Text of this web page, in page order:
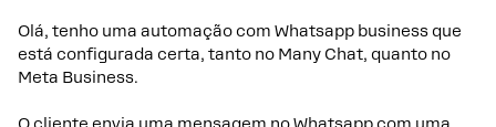
Olá, tenho uma automação com Whatsapp business que
está configurada certa, tanto no Many Chat, quanto no
Meta Business.